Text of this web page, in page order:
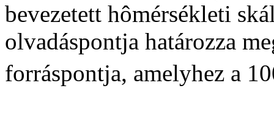
bevezetett hômérsékleti
olvadáspontja határozza
forráspontja, amelyhez a